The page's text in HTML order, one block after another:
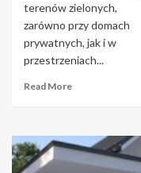
terenów zielonych,
zarówno przy domach
prywatnych, jak i w
przestrzeniach...
Read More